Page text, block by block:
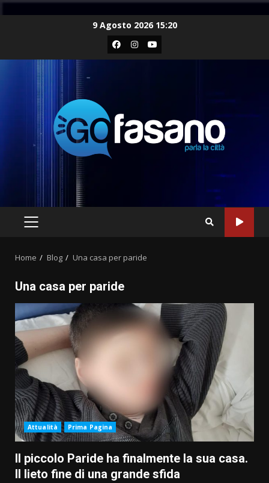
9 Agosto 2026 15:20
Facebook
Instagram
Youtube
PRIMARY
Home Blog Una casa per paride
Una casa per paride
Attualità Prima Pagina
Il piccolo Paride ha finalmente la sua casa.
Il lieto fine di una grande sfida